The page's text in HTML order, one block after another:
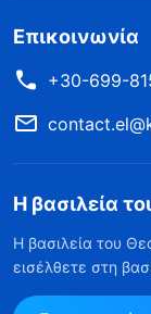
Επικοινωνία
+30-699-
Η βασιλεία
Η βασιλεία του
εισέλθετε στη